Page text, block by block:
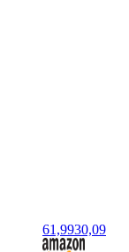
61,9930,09